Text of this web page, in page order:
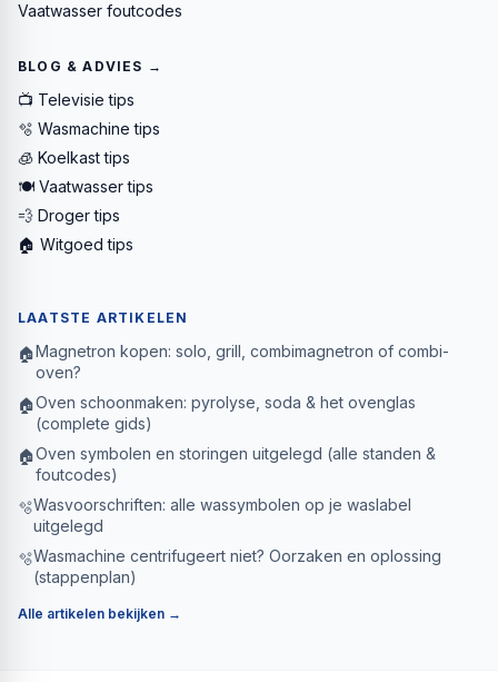
Vaatwasser foutcodes
BLOG & ADVIES →
📺 Televisie tips
🫧 Wasmachine tips
🧊 Koelkast tips
🍽️ Vaatwasser tips
💨 Droger tips
🏠 Witgoed tips
LAATSTE ARTIKELEN
🏠Magnetron kopen: solo, grill, combimagnetron of combi-
oven?
🏠Oven schoonmaken: pyrolyse, soda & het ovenglas
(complete gids)
🏠Oven symbolen en storingen uitgelegd (alle standen &
foutcodes)
🫧Wasvoorschriften: alle wassymbolen op je waslabel
uitgelegd
🫧Wasmachine centrifugeert niet? Oorzaken en oplossing
(stappenplan)
Alle artikelen bekijken →